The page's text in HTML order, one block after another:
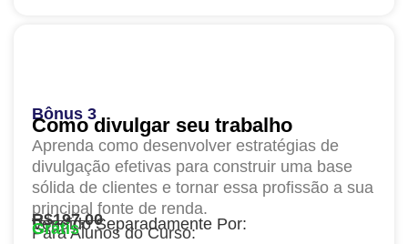
Bônus 3
Como divulgar seu trabalho
Aprenda como desenvolver estratégias de
divulgação efetivas para construir uma base
sólida de clientes e tornar essa profissão a sua
principal fonte de renda.
Vendido Separadamente Por:
R$197,00
Para Alunos do Curso:
Grátis